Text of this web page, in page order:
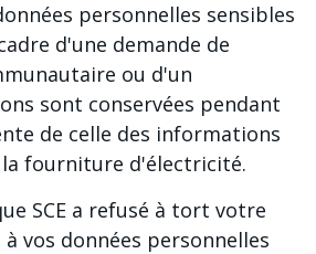
personnelles sensibles
d'une demande de
ou d'un
sont conservées pendant
de celle des informations
fourniture d'électricité.
SCE a refusé à tort votre
à vos données personnelles